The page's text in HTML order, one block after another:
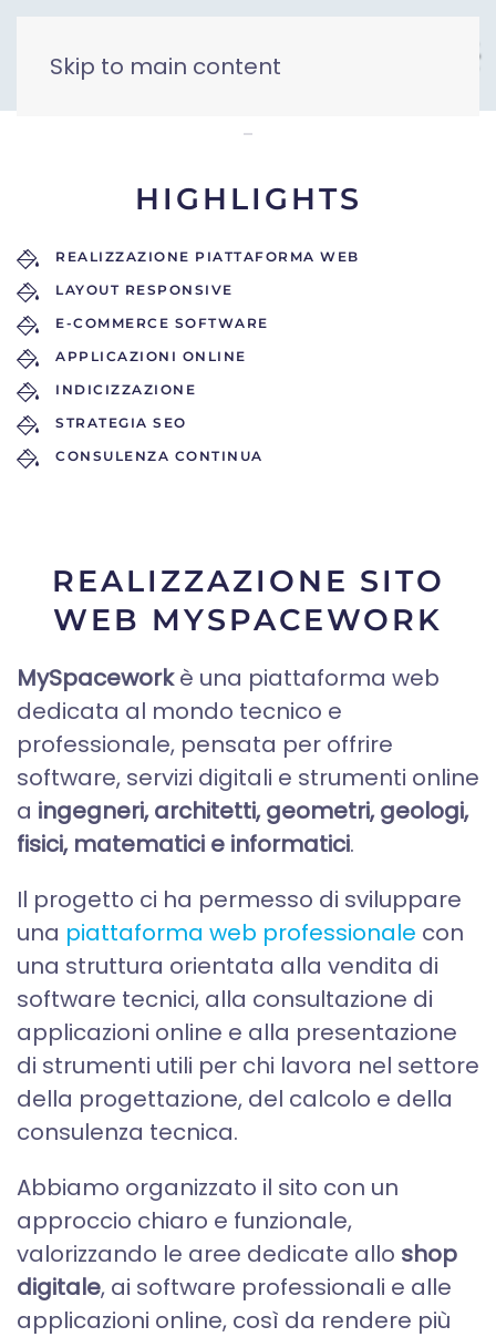
Skip to main content
HIGHLIGHTS
REALIZZAZIONE PIATTAFORMA WEB
LAYOUT RESPONSIVE
E-COMMERCE SOFTWARE
APPLICAZIONI ONLINE
INDICIZZAZIONE
STRATEGIA SEO
CONSULENZA CONTINUA
REALIZZAZIONE SITO
WEB MYSPACEWORK
MySpaceworkè una piattaforma web
dedicata al mondo tecnico e
professionale, pensata per offrire
software, servizi digitali e strumenti online
a ingegneri, architetti, geometri, geologi,
fisici, matematici e informatici.
Il progetto ci ha permesso di sviluppare
una piattaforma web professionale con
una struttura orientata alla vendita di
software tecnici, alla consultazione di
applicazioni online e alla presentazione
di strumenti utili per chi lavora nel settore
della progettazione, del calcolo e della
consulenza tecnica.
Abbiamo organizzato il sito con un
approccio chiaro e funzionale,
valorizzando le aree dedicate allo shop
digitale, ai software professionali e alle
applicazioni online, così da rendere più